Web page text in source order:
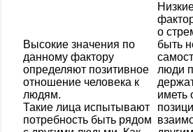
Высокие значения по
данному фактору
определяют позитивное
отношение человека к
людям.
Такие лица испытывают
потребность быть рядом
о
быть
люди
иметь